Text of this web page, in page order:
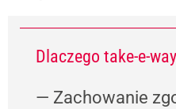
Dlaczego take-e-
— Zachowanie